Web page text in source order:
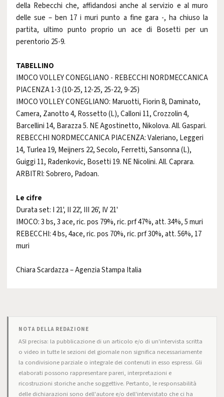
della Rebecchi che, affidandosi anche al servizio e al muro
delle sue – ben 17 i muri punto a fine gara -, ha chiuso la
partita, ultimo punto proprio un ace di Bosetti per un
perentorio 25-9.
TABELLINO
IMOCO VOLLEY CONEGLIANO - REBECCHI NORDMECCANICA
PIACENZA 1-3 (10-25, 12-25, 25-22, 9-25)
IMOCO VOLLEY CONEGLIANO: Maruotti, Fiorin 8, Daminato,
Camera, Zanotto 4, Rossetto (L), Calloni 11, Crozzolin 4,
Barcellini 14, Barazza 5. NE Agostinetto, Nikolova. All. Gaspari.
REBECCHI NORDMECCANICA PIACENZA: Valeriano, Leggeri
14, Turlea 19, Meijners 22, Secolo, Ferretti, Sansonna (L),
Guiggi 11, Radenkovic, Bosetti 19. NE Nicolini. All. Caprara.
ARBITRI: Sobrero, Padoan.
Le cifre
Durata set: I 21', II 22', III 26', IV 21'
IMOCO: 3 bs, 3 ace, ric. pos 79%, ric. prf 47%, att. 34%, 5 muri
REBECCHI: 4 bs, 4ace, ric. pos 70%, ric. prf 30%, att. 56%, 17
muri
Chiara Scardazza – Agenzia Stampa Italia
NOTA DELLA REDAZIONE
ASI precisa: la pubblicazione di un articolo e/o di un'intervista scritta
o video in tutte le sezioni del giornale non significa necessariamente
la condivisione parziale o integrale dei contenuti in esso espressi. Gli
elaborati possono rappresentare pareri, interpretazioni e
ricostruzioni storiche anche soggettive. Pertanto, le responsabilità
delle dichiarazioni sono dell'autore e/o dell'intervistato che ci ha